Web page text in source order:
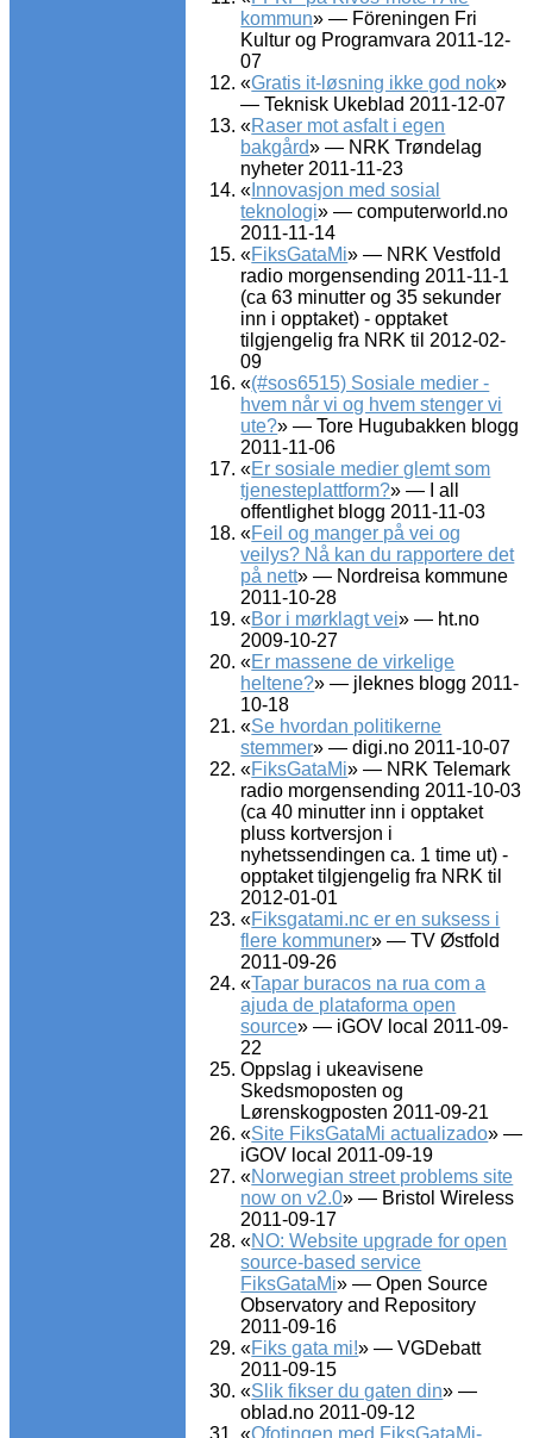
kommun» — Föreningen Fri
Kultur og Programvara 2011-12-
07
«Gratis it-løsning ikke god nok»
— Teknisk Ukeblad 2011-12-07
«Raser mot asfalt i egen
bakgård» — NRK Trøndelag
nyheter 2011-11-23
« Innovasjon med sosial
teknologi» — computerworld.no
2011-11-14
«FiksGataMi» — NRK Vestfold
radio morgensending 2011-11-1
(ca 63 minutter og 35 sekunder
inn i opptaket) - opptaket
tilgjengelig fra NRK til 2012-02-
09
«(#sos6515) Sosiale medier -
hvem når vi og hvem stenger vi
ute?» — Tore Hugubakken blogg
2011-11-06
«Er sosiale medier glemt som
tjenesteplattform?» — I all
offentlighet blogg 2011-11-03
«Feil og manger på vei og
veilys? Nå kan du rapportere det
på nett» — Nordreisa kommune
2011-10-28
«Bor i mørklagt vei» — ht.no
2009-10-27
«Er massene de virkelige
heltene?» — jleknes blogg 2011-
10-18
«Se hvordan politikerne
stemmer» — digi.no 2011-10-07
«FiksGataMi» — NRK Telemark
radio morgensending 2011-10-03
(ca 40 minutter inn i opptaket
pluss kortversjon i
nyhetssendingen ca. 1 time ut) -
opptaket tilgjengelig fra NRK til
2012-01-01
«Fiksgatami.nc er en suksess i
flere kommuner» — TV Østfold
2011-09-26
«Tapar buracos na rua com a
ajuda de plataforma open
source» — iGOV local 2011-09-
22
Oppslag i ukeavisene
Skedsmoposten og
Lørenskogposten 2011-09-21
«Site FiksGataMi actualizado» —
iGOV local 2011-09-19
«Norwegian street problems site
now on v2.0» — Bristol Wireless
2011-09-17
«NO: Website upgrade for open
source-based service
FiksGataMi» — Open Source
Observatory and Repository
2011-09-16
«Fiks gata mi!» — VGDebatt
2011-09-15
«Slik fikser du gaten din» —
oblad.no 2011-09-12
«Ofotingen med FiksGataMi-